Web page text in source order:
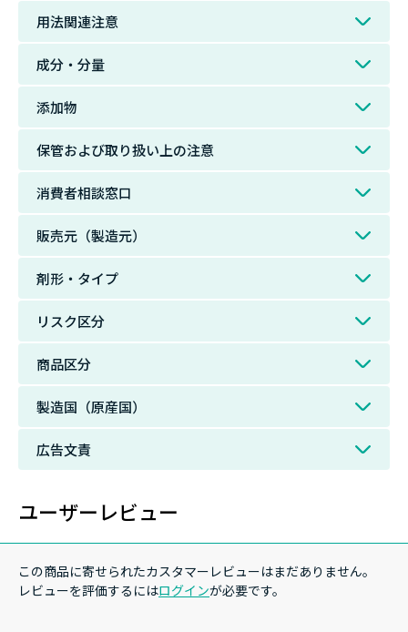
用法関連注意
成分・分量
添加物
保管および取り扱い上の注意
消費者相談窓口
販売元（製造元）
剤形・タイプ
リスク区分
商品区分
製造国（原産国）
広告文責
ユーザーレビュー
この商品に寄せられたカスタマーレビューはまだありません。
レビューを評価するにはログインが必要です。